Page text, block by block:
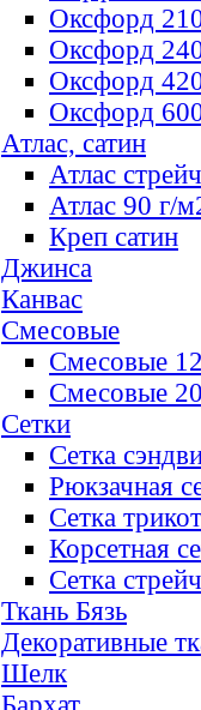
Оксфорд
Оксфорд
Оксфорд
Оксфорд
Атлас, сатин
Атлас
Атлас 90 г/
Креп сатин
Джинса
Канвас
Смесовые
Смесовые
Смесовые
Сетки
Сетка
Рюкзачная
Сетка
Корсетная
Сетка стрейч
Ткань Бязь
Декоративные
Шелк